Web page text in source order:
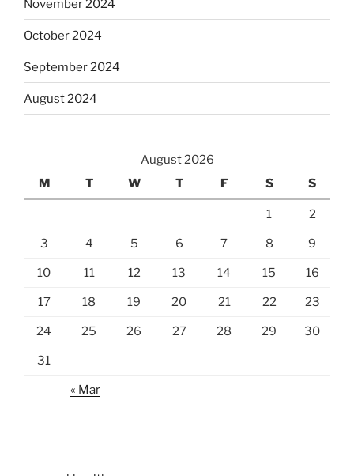
November 2024
October 2024
September 2024
August 2024
August 2026
M
T W T F S S
1 2
3 4 5 6 7 8 9
10 11 12 13 14 15 16
17 18 19 20 21 22 23
24 25 26 27 28 29 30
31
« Mar